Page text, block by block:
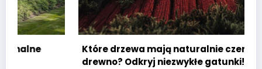
mają naturalnie czerwone
niezwykłe gatunki!